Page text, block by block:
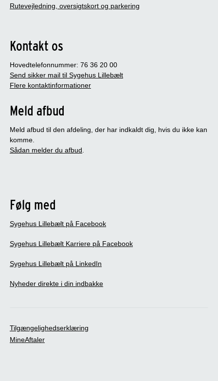
Rutevejledning, oversigtskort og parkering
Kontakt os
Hovedtelefonnummer: 76 36 20 00
Send sikker mail til Sygehus Lillebælt
Flere kontaktinformationer
Meld afbud
Meld afbud til den afdeling, der har indkaldt dig, hvis du ikke kan
komme.
Sådan melder du afbud.
Følg med
Sygehus Lillebælt på Facebook
Sygehus Lillebælt Karriere på Facebook
Sygehus Lillebælt på LinkedIn
Nyheder direkte i din indbakke
Tilgængelighedserklæring
MineAftaler